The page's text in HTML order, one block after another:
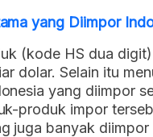
yang Diimpor
(kode HS dua
dolar. Selain itu
yang diimpor
produk impor
juga banyak diimpor